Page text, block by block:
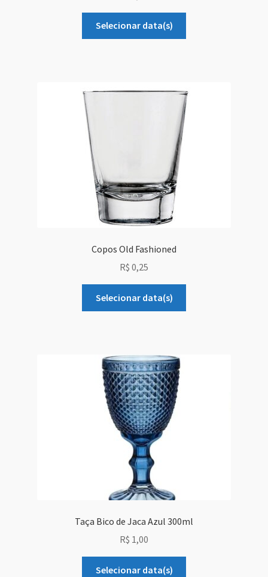
Selecionar data(s)
Copos Old Fashioned
R$ 0,25
Selecionar data(s)
Taça Bico de Jaca Azul 300ml
R$ 1,00
Selecionar data(s)